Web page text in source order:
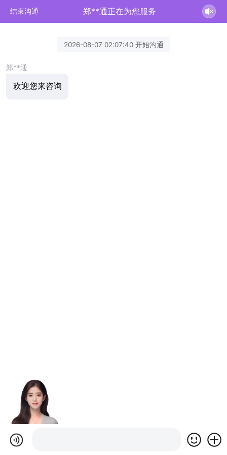
结束沟通 郑**通正在为您服务
2026-08-07 02:07:40 开始沟通
郑**通
欢迎您来咨询